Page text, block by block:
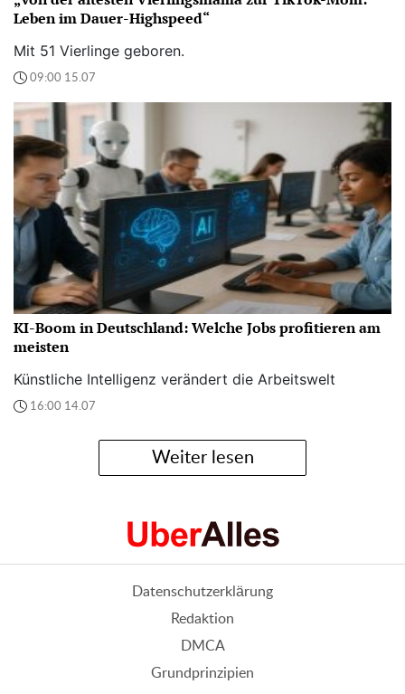
Leben im Dauer-Highspeed“
Mit 51 Vierlinge geboren.
09:00 15.07
KI-Boom in Deutschland: Welche Jobs profitieren am
meisten
Künstliche Intelligenz verändert die Arbeitswelt
16:00 14.07
Weiter lesen
Datenschutzerklärung
Redaktion
DMCA
Grundprinzipien